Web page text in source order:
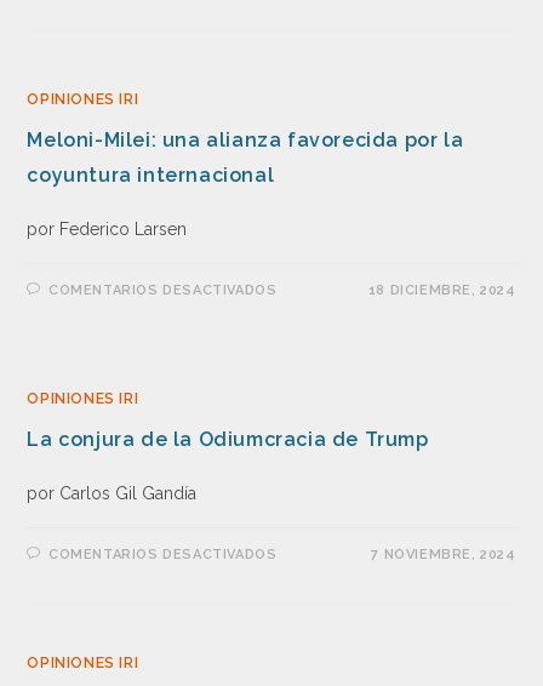
OPINIONES IRI
Meloni-Milei: una alianza favorecida por la
coyuntura internacional
por Federico Larsen
COMENTARIOS DESACTIVADOS 18 DICIEMBRE, 2024
OPINIONES IRI
La conjura de la Odiumcracia de Trump
por Carlos Gil Gandía
COMENTARIOS DESACTIVADOS 7 NOVIEMBRE, 2024
OPINIONES IRI